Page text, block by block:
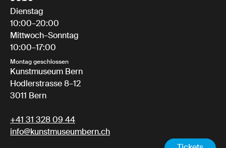
Dienstag
10:00–20:00
Mittwoch–Sonntag
10:00–17:00
Montag geschlossen
Kunstmuseum Bern
Hodlerstrasse 8–12
3011 Bern
+41 31 328 09 44
info@kunstmuseumbern.ch